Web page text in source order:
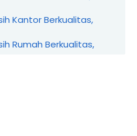
Kantor Berkualitas,
Rumah Berkualitas,